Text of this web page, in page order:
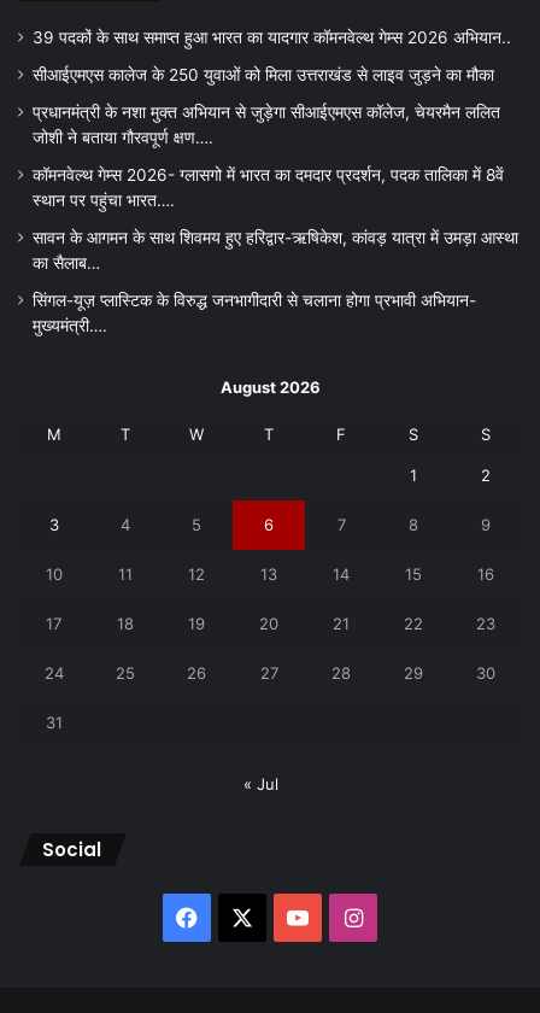
39 पदकों के साथ समाप्त हुआ भारत का यादगार कॉमनवेल्थ गेम्स 2026 अभियान..
सीआईएमएस कालेज के 250 युवाओं को मिला उत्तराखंड से लाइव जुड़ने का मौका
प्रधानमंत्री के नशा मुक्त अभियान से जुड़ेगा सीआईएमएस कॉलेज, चेयरमैन ललित
जोशी ने बताया गौरवपूर्ण क्षण….
कॉमनवेल्थ गेम्स 2026- ग्लासगो में भारत का दमदार प्रदर्शन, पदक तालिका में 8वें
स्थान पर पहुंचा भारत….
सावन के आगमन के साथ शिवमय हुए हरिद्वार-ऋषिकेश, कांवड़ यात्रा में उमड़ा आस्था
का सैलाब…
सिंगल-यूज़ प्लास्टिक के विरुद्ध जनभागीदारी से चलाना होगा प्रभावी अभियान-
मुख्यमंत्री….
August 2026
M T W T F S S
1 2
3 4 5 6 7 8 9
10 11 12 13 14 15 16
17 18 19 20 21 22 23
24 25 26 27 28 29 30
31
« Jul
Social
Facebook YouTubeInstagram